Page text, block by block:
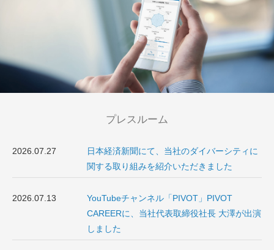
プレスルーム
2026.07.27
日本経済新聞にて、当社のダイバーシティに
関する取り組みを紹介いただきました
2026.07.13
YouTubeチャンネル「PIVOT」PIVOT
CAREERに、当社代表取締役社長 大澤が出演
しました